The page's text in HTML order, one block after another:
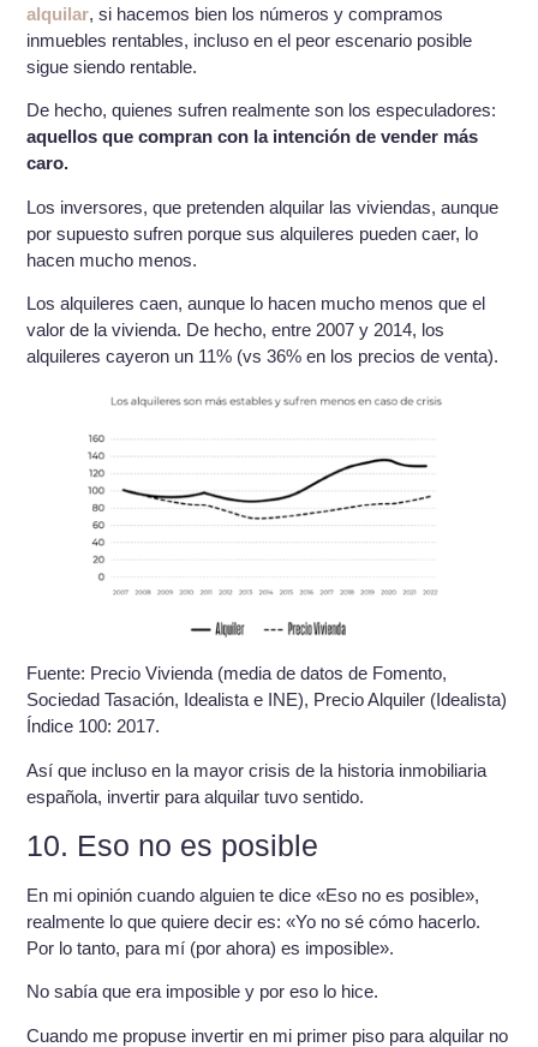
alquilar, si hacemos bien los números y compramos
inmuebles rentables, incluso en el peor escenario posible
sigue siendo rentable.
De hecho, quienes sufren realmente son los especuladores:
aquellos que compran con la intención de vender más
caro.
Los inversores, que pretenden alquilar las viviendas, aunque
por supuesto sufren porque sus alquileres pueden caer, lo
hacen mucho menos.
Los alquileres caen, aunque lo hacen mucho menos que el
valor de la vivienda. De hecho, entre 2007 y 2014, los
alquileres cayeron un 11% (vs 36% en los precios de venta).
Fuente: Precio Vivienda (media de datos de Fomento,
Sociedad Tasación, Idealista e INE), Precio Alquiler (Idealista)
Índice 100: 2017.
Así que incluso en la mayor crisis de la historia inmobiliaria
española, invertir para alquilar tuvo sentido.
10. Eso no es posible
En mi opinión cuando alguien te dice «Eso no es posible»,
realmente lo que quiere decir es: «Yo no sé cómo hacerlo.
Por lo tanto, para mí (por ahora) es imposible».
No sabía que era imposible y por eso lo hice.
Cuando me propuse invertir en mi primer piso para alquilar no